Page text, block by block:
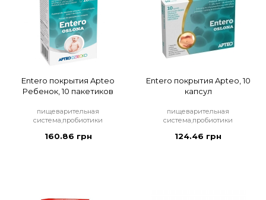
Entero покрытия Apteo
Ребенок, 10 пакетиков
пищеварительная
система,пробиотики
160.86 грн
Entero покрытия Apteo, 10
капсул
пищеварительная
система,пробиотики
124.46 грн